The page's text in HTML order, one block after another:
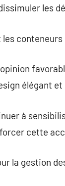
les
élégant
à
cette
la gestion